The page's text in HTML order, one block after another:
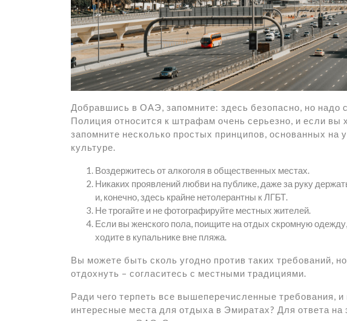
Добравшись в ОАЭ, запомните: здесь безопасно, но надо
Полиция относится к штрафам очень серьезно, и если вы
запомните несколько простых принципов, основанных на
культуре.
Воздержитесь от алкоголя в общественных местах.
Никаких проявлений любви на публике, даже за руку
и, конечно, здесь крайне нетолерантны к ЛГБТ.
Не трогайте и не фотографируйте местных жителей.
Если вы женского пола, поищите на отдых скромную
ходите в купальнике вне пляжа.
Вы можете быть сколь угодно против таких требований,
отдохнуть – согласитесь с местными традициями.
Ради чего терпеть все вышеперечисленные требования,
интересные места для отдыха в Эмиратах? Для ответа на